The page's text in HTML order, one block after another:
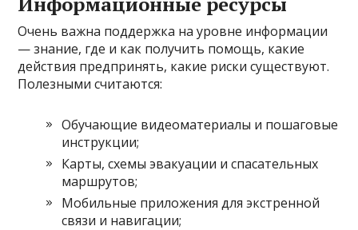
Очень важна поддержка на уровне информации
— знание, где и как получить помощь, какие
действия предпринять, какие риски существуют.
Полезными считаются:
Обучающие видеоматериалы и пошаговые
инструкции;
Карты, схемы эвакуации и спасательных
маршрутов;
Мобильные приложения для экстренной
связи и навигации;